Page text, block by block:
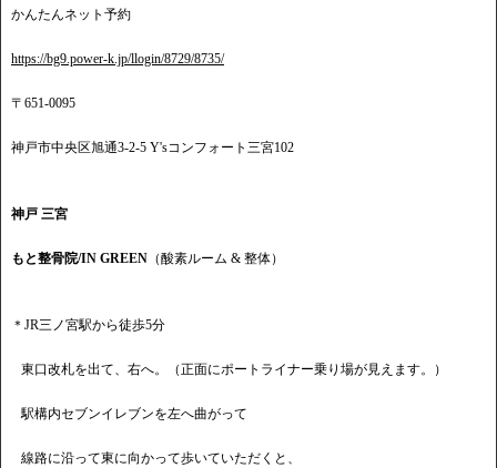
かんたんネット予約
https://bg9.power-k.jp/llogin/8729/8735/
〒651-0095
神戸市中央区旭通3-2-5 Y'sコンフォート三宮102
神戸 三宮
もと整骨院/IN GREEN （酸素ルーム & 整体）
＊JR三ノ宮駅から徒歩5分
東口改札を出て、右へ。（正面にポートライナー乗り場が見えます。）
駅構内セブンイレブンを左へ曲がって
線路に沿って東に向かって歩いていただくと、